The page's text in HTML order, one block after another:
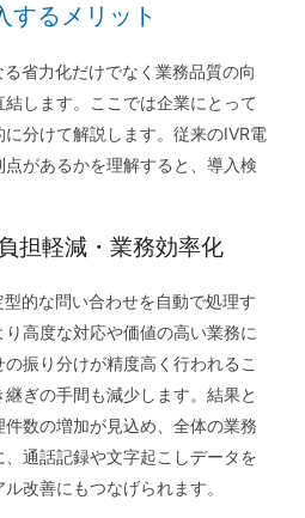
するメリット
省力化だけでなく業務品質の向
します。ここでは企業にとって
分けて解説します。従来のIVR電
があるかを理解すると、導入検
担軽減・業務効率化
的な問い合わせを自動で処理す
高度な対応や価値の高い業務に
振り分けが精度高く行われるこ
ぎの手間も減少します。結果と
数の増加が見込め、全体の業務
通話記録や文字起こしデータを
改善にもつなげられます。